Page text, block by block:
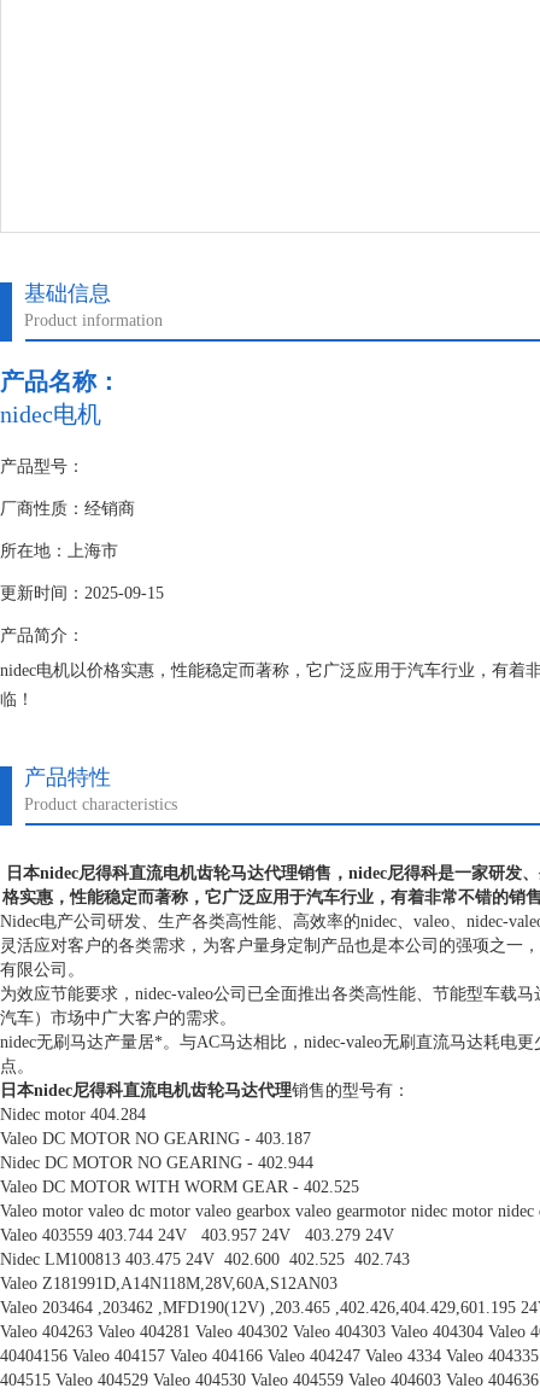
基础信息
Product information
产品名称：
nidec电机
产品型号：
厂商性质：经销商
所在地：上海市
更新时间：2025-09-15
产品简介：
nidec电机以价格实惠，性能稳定而著称，它广泛应用于汽车行业，有
临！
产品特性
Product characteristics
日本nidec尼得科直流电机齿轮马达代理销售，nidec尼得科是一家研发
格实惠，性能稳定而著称，它广泛应用于汽车行业，有着非常不错的销
Nidec电产公司研发、生产各类高性能、高效率的nidec、valeo、nidec-
灵活应对客户的各类需求，为客户量身定制产品也是本公司的强项之一，
有限公司。
为效应节能要求，nidec-valeo公司已全面推出各类高性能、节能型车载
汽车）市场中广大客户的需求。
nidec无刷马达产量居*。与AC马达相比，nidec-valeo无刷直流马达耗电
点。
日本nidec尼得科直流电机齿轮马达代理销售的型号有：
Nidec motor 404.284
Valeo DC MOTOR NO GEARING - 403.187
Nidec DC MOTOR NO GEARING - 402.944
Valeo DC MOTOR WITH WORM GEAR - 402.525
Valeo motor valeo dc motor valeo gearbox valeo gearmotor nidec motor
Valeo 403559 403.744 24V 403.957 24V 403.279 24V
Nidec LM100813 403.475 24V 402.600 402.525 402.743
Valeo Z181991D,A14N118M,28V,60A,S12AN03
Valeo 203464 ,203462 ,MFD190(12V) ,203.465 ,402.426,404.429,601.195
Valeo 404263 Valeo 404281 Valeo 404302 Valeo 404303 Valeo 404304
40404156 Valeo 404157 Valeo 404166 Valeo 404247 Valeo 4334 Valeo
404515 Valeo 404529 Valeo 404530 Valeo 404559 Valeo 404603 Valeo